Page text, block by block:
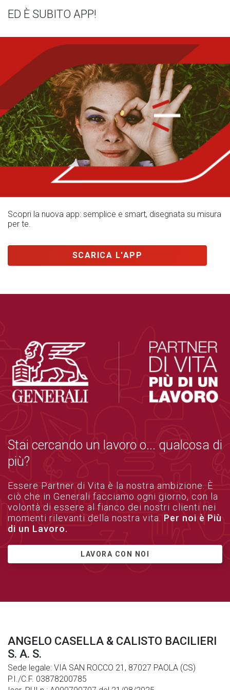
ED È SUBITO APP!
Scopri la nuova app: semplice e smart, disegnata su misura
per te.
SCARICA L'APP
Stai cercando un lavoro o... qualcosa di
più?
Essere Partner di Vita è la nostra ambizione. È
ciò che in Generali facciamo ogni giorno, con la
volontà di essere al fianco dei nostri clienti nei
momenti rilevanti della nostra vita. Per noi è Più
di un Lavoro.
LAVORA CON NOI
ANGELO CASELLA & CALISTO BACILIERI
S. A. S.
Sede legale: VIA SAN ROCCO 21, 87027 PAOLA (CS)
P.I./C.F. 03878200785